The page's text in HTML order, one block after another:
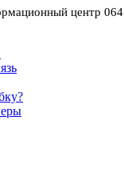
центр 064